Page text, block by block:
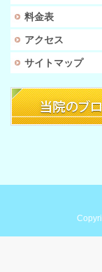
料金表
アクセス
サイトマップ